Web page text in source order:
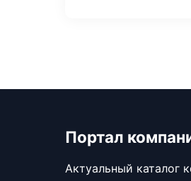
Портал
Актуальный каталог